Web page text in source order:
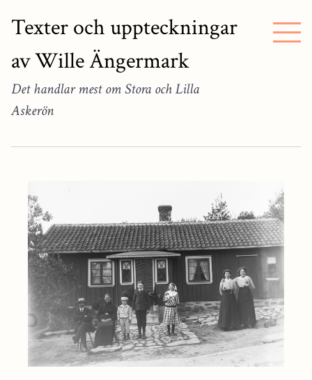
Texter och uppteckningar
av Wille Ängermark
Det handlar mest om Stora och Lilla
Askerön